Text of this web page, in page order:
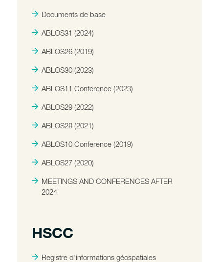
Documents de base
ABLOS31 (2024)
ABLOS26 (2019)
ABLOS30 (2023)
ABLOS11 Conference (2023)
ABLOS29 (2022)
ABLOS28 (2021)
ABLOS10 Conference (2019)
ABLOS27 (2020)
MEETINGS AND CONFERENCES AFTER
2024
HSCC
Registre d'informations géospatiales